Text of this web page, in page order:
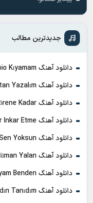
جدیدترین مطالب
دانلود آهنگ Sibel Can & Eypio Kıyamam
دانلود آهنگ Siyam Baştan Yazalım
دانلود آهنگ Ankara Echoes Ta Ki Seni Görene Kadar
دانلود آهنگ Nilüfer Inkar Etme
دانلود آهنگ Poizi Artık Sen Yoksun
دانلود آهنگ Dedublüman Yalan
دانلود آهنگ Siyam Benden
دانلود آهنگ Müslüm Gürses Bir Kadın Tanıdım